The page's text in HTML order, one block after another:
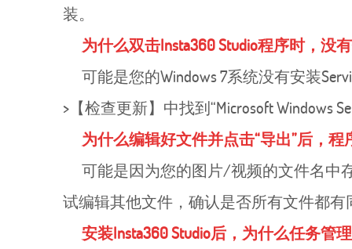
装。
为什么双击Insta360 Studio程序时，没
可能是您的Windows 7系统没有安装
>【检查更新】中找到“Microsoft Windows
为什么编辑好文件并点击“导出”后，
可能是因为您的图片/视频的文件名中
试编辑其他文件，确认是否所有文件都有
安装Insta360 Studio后，为什么任务管